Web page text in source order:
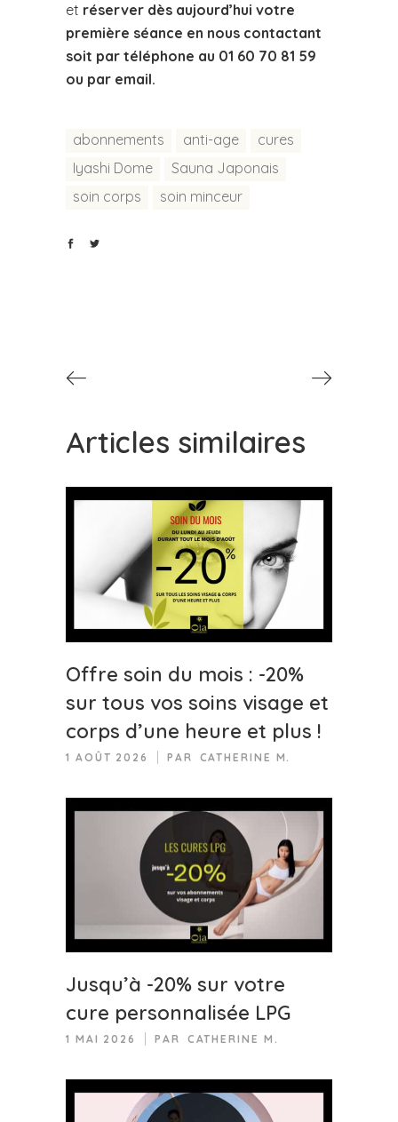
et réserver dès aujourd’hui votre
première séance en nous contactant
soit par téléphone au 01 60 70 81 59
ou par email.
abonnements anti-age
cures
Iyashi Dome
Sauna Japonais
soin corps
soin minceur
Articles similaires
Offre soin du mois : -20%
sur tous vos soins visage et
corps d’une heure et plus !
1 AOÛT 2026 PAR CATHERINE M.
Jusqu’à -20% sur votre
cure personnalisée LPG
1 MAI 2026 PAR CATHERINE M.